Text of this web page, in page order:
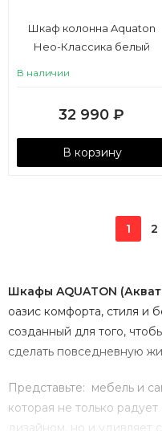
Шкаф колонна Aquaton
Нео-Классика белый
В наличии
32 990 ₽
В корзину
1 2
Шкафы AQUATON
оазис комфорта, стиля и
созданный для того,
сделать повседневную
Представьте: мебель и
которая не только
дизайном, но и удивляет